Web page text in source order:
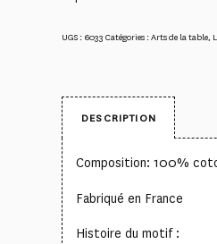
UGS : 6033 Catégories :Arts de la table,
DESCRIPTION
Composition: 100%
Fabriqué en France
Histoire du motif :